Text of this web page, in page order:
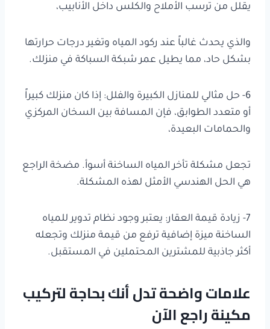
يقلل من ترسب الأملاح والكلس داخل الأنابيب،
والذي يحدث غالباً عند ركود المياه وتغير درجات حرارتها
بشكل حاد، مما يطيل عمر شبكة السباكة في منزلك.
6- حل مثالي للمنازل الكبيرة والفلل: إذا كان منزلك كبيراً
أو متعدد الطوابق، فإن المسافة بين السخان المركزي
والحمامات البعيدة،
تجعل مشكلة تأخر المياه الساخنة أسوأ. مضخة الراجع
هي الحل الهندسي الأمثل لهذه المشكلة.
7- زيادة قيمة العقار: يعتبر وجود نظام تدوير للمياه
الساخنة ميزة إضافية ترفع من قيمة منزلك وتجعله
أكثر جاذبية للمشترين المحتملين في المستقبل.
علامات واضحة تدل أنك بحاجة لتركيب
مكينة راجع الآن